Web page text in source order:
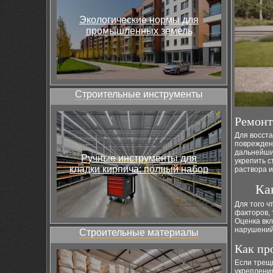
Экологические нормы для
промышленных земель
Строительные инструменты
Ручные инструменты для
кладки кирпича: полный набор
Строительные материалы
Для
укрепить
раствора
Для того
факторов,
Оценка
Как
Если